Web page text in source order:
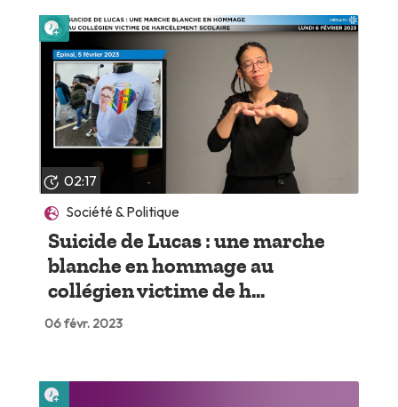
02:17
Société & Politique
Suicide de Lucas : une marche
blanche en hommage au
collégien victime de h...
06 févr. 2023
Lire plus tard